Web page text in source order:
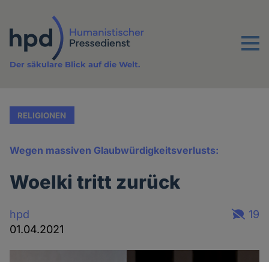
Inhalt
Menu
Der säkulare Blick auf die Welt.
RELIGIONEN
Wegen massiven Glaubwürdigkeitsverlusts:
Woelki tritt zurück
hpd
01.04.2021
19